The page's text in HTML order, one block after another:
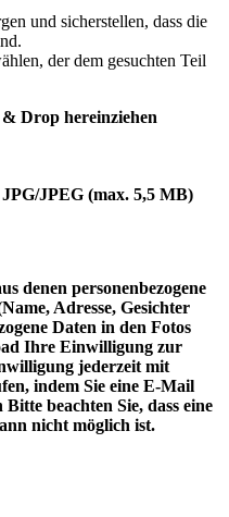
und sicherstellen, dass die
der dem gesuchten Teil
Drop hereinziehen
JPEG (max. 5,5 MB)
denen personenbezogene
Adresse, Gesichter
Daten in den Fotos
Ihre Einwilligung zur
jederzeit mit
indem Sie eine E-Mail
beachten Sie, dass eine
nicht möglich ist.